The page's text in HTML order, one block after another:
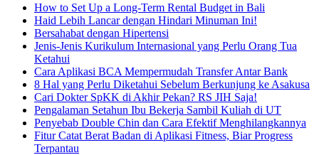
How to Set Up a Long-Term Rental Budget in Bali
Haid Lebih Lancar dengan Hindari Minuman Ini!
Bersahabat dengan Hipertensi
Jenis-Jenis Kurikulum Internasional yang Perlu Orang Tua
Ketahui
Cara Aplikasi BCA Mempermudah Transfer Antar Bank
8 Hal yang Perlu Diketahui Sebelum Berkunjung ke Asakusa
Cari Dokter SpKK di Akhir Pekan? RS JIH Saja!
Pengalaman Setahun Ibu Bekerja Sambil Kuliah di UT
Penyebab Double Chin dan Cara Efektif Menghilangkannya
Fitur Catat Berat Badan di Aplikasi Fitness, Biar Progress
Terpantau